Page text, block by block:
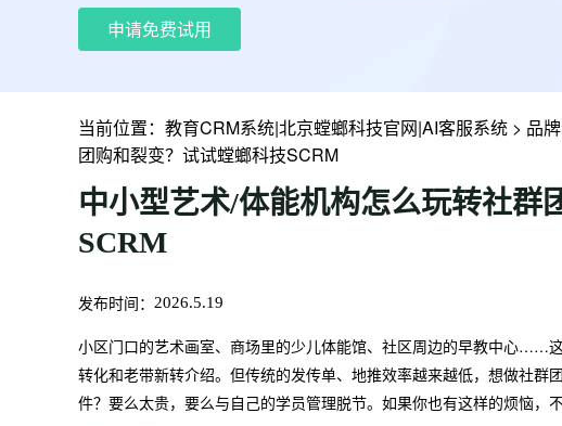
申请免费试用
当前位置： 教育CRM系统|北京螳螂科技官网|AI客服系统 > 品
团购和裂变？试试螳螂科技SCRM
中小型艺术/体能机构怎么玩转社群
SCRM
发布时间： 2026.5.19
小区门口的艺术画室、商场里的少儿体能馆、社区周边的早教中心……
转化和老带新转介绍。但传统的发传单、地推效率越来越低，想做社
件？要么太贵，要么与自己的学员管理脱节。如果你也有这样的烦恼，